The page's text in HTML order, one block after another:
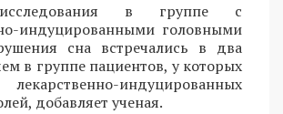
в группе с
индуцированными головными
сна встречались в два
в группе пациентов, у которых
индуцированных
добавляет ученая.